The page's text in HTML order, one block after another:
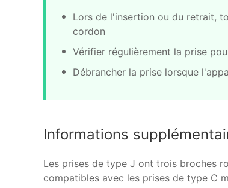
Lors de l'insertion ou du retrait,
cordon
Vérifier régulièrement la prise
Débrancher la prise lorsque
Informations
Les prises de type J ont trois broches
compatibles avec les prises de type C